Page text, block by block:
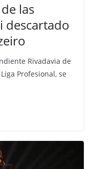
las
descartado
Rivadavia de
Profesional, se